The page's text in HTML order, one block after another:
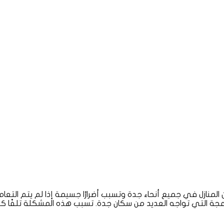
في جميع أنحاء جدة وتسبب أضرارًا جسيمة إذا لم يتم
التي تواجه العديد من سكان جدة. تسبب هذه المشكلة تلفًا